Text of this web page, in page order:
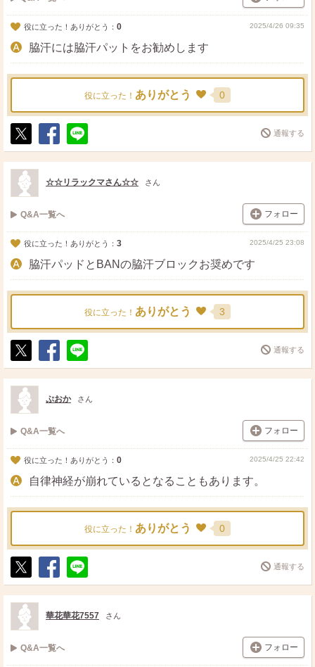
役に立った！ありがとう： 0 2025/4/26 09:35
脇汗には脇汗パットをお勧めします
役に立った！ ありがとう 0
ポ
ス
ト
シ
ェ
送
る
通報する
☆☆リラックマさん☆☆ さん
Q&A一覧へ フォロー
役に立った！ありがとう： 3 2025/4/25 23:08
脇汗パッドとBANの脇汗ブロックお奨めです
役に立った！ ありがとう 3
ポ
ス
ト
シ
ェ
送
る
通報する
ぷおか さん
Q&A一覧へ フォロー
役に立った！ありがとう： 0 2025/4/25 22:42
自律神経が崩れているとなることもあります。
役に立った！ ありがとう 0
ポ
ス
ト
シ
ェ
送
る
通報する
華花華花7557 さん
Q&A一覧へ フォロー